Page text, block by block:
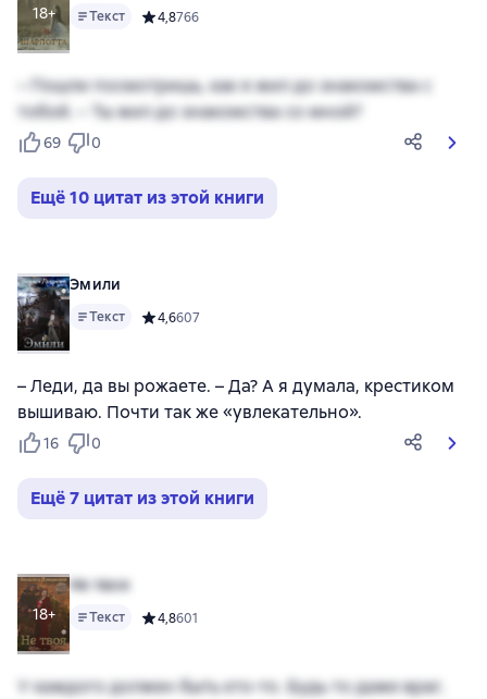
18+ Текст Средний рейтинг 4,8 на основе 766 оценок
4,8766
– Пошли посмотришь, как я жил до знакомства с
тобой. – Ты жил до знакомства со мной?
69 0
Ещё 10 цитат из этой книги
Эмили
Текст Средний рейтинг 4,6 на основе 607 оценок
4,6607
– Леди, да вы рожаете. – Да? А я думала, крестиком
вышиваю. Почти так же «увлекательно».
16 0
Ещё 7 цитат из этой книги
18+
Не твоя
Текст Средний рейтинг 4,8 на основе 601 оценок
4,8601
У каждого должен быть кто-то. Будь то даже враг,